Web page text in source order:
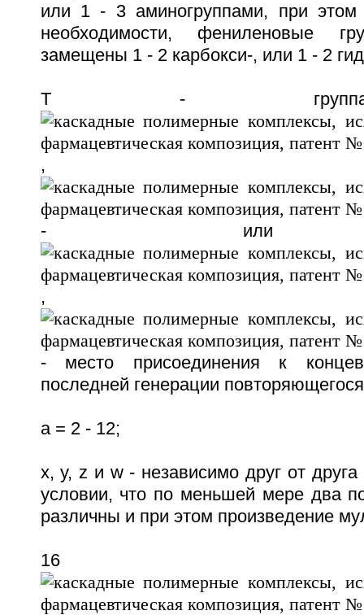
или 1 - 3 аминогруппами, при этом
необходимости, фениленовые
замещены 1 - 2 карбокси-, или 1 - 2
Т -
, -
- или -
,
- место присоединения к
последней генерации
а = 2 - 12;
x, y, z и w - независимо друг от
условии, что по меньшей мере два
различны и при этом произведение
16